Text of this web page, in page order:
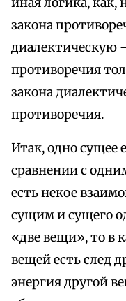
закона
диалектическую
противоречия
закона
противоречия.
Итак, одно сущее
сравнении с
есть некое
сущим и сущего
«две вещи», то в
вещей есть след
энергия другой